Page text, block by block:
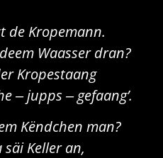
de Kropemann.
Waasser dran?
Kropestaang
‒ jupps ‒ gefaang’.
Këndchen man?
säi Keller an,